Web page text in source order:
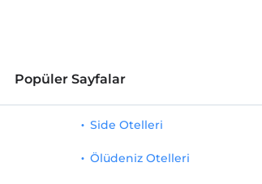
Popüler Sayfalar
Side Otelleri
Ölüdeniz Otelleri